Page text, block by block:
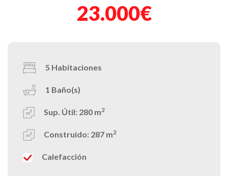
23.000€
5 Habitaciones
1 Baño(s)
Sup. Útil: 280 m2
Construido: 287 m2
Calefacción